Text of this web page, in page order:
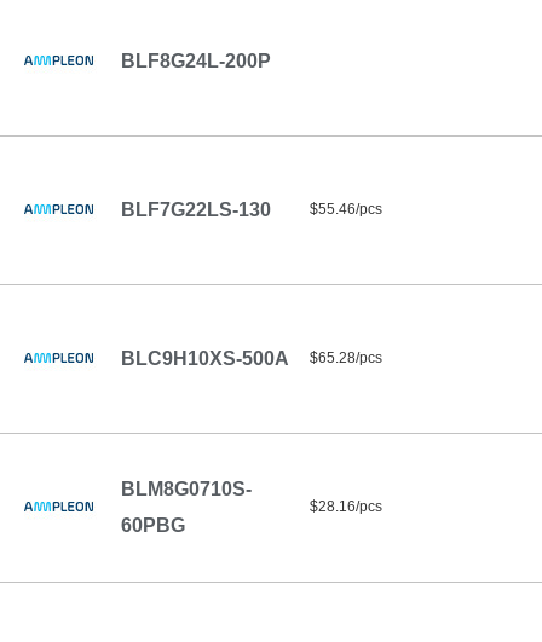
BLF8G24L-200P
BLF7G22LS-130 $55.46/pcs
BLC9H10XS-500A $65.28/pcs
BLM8G0710S-
60PBG
$28.16/pcs